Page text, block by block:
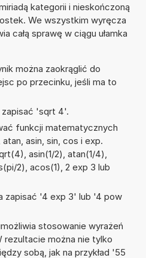
kategorii i nieskończoną
We wszystkim wyręcza
całą sprawę w ciągu ułamka
można zaokrąglić do
po przecinku, jeśli ma to
'sqrt 4'.
funkcji matematycznych
asin, sin, cos i exp.
asin(1/2), atan(1/4),
2), acos(1), 2 exp 3 lub
zapisać '4 exp 3' lub '4 pow
stosowanie wyrażeń
można nie tylko
sobą, jak na przykład '55